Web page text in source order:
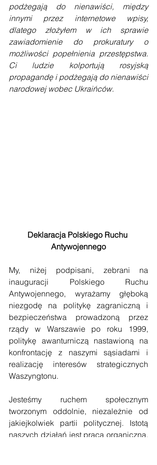
podżegają do nienawiści, między
innymi przez internetowe wpisy,
dlatego złożyłem w ich sprawie
zawiadomienie do prokuratury o
możliwości popełnienia przestępstwa.
Ci ludzie kolportują rosyjską
propagandę i podżegają do nienawiści
narodowej wobec Ukraińców.
Deklaracja Polskiego Ruchu
Antywojennego
My, niżej podpisani, zebrani na
inauguracji Polskiego Ruchu
Antywojennego, wyrażamy głęboką
niezgodę na politykę zagraniczną i
bezpieczeństwa prowadzoną przez
rządy w Warszawie po roku 1999,
politykę awanturniczą nastawioną na
konfrontację z naszymi sąsiadami i
realizację interesów strategicznych
Waszyngtonu.
Jesteśmy ruchem społecznym
tworzonym oddolnie, niezależnie od
jakiejkolwiek partii politycznej. Istotą
naszych działań jest praca organiczna,